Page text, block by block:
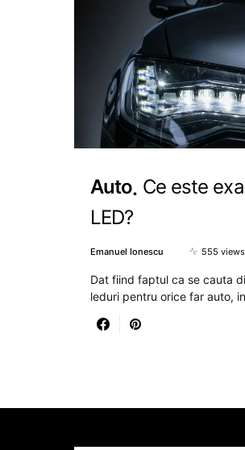
Auto Ce este
LED?
Emanuel Ionescu 555 views
Dat fiind faptul ca se cauta
leduri pentru orice far auto,